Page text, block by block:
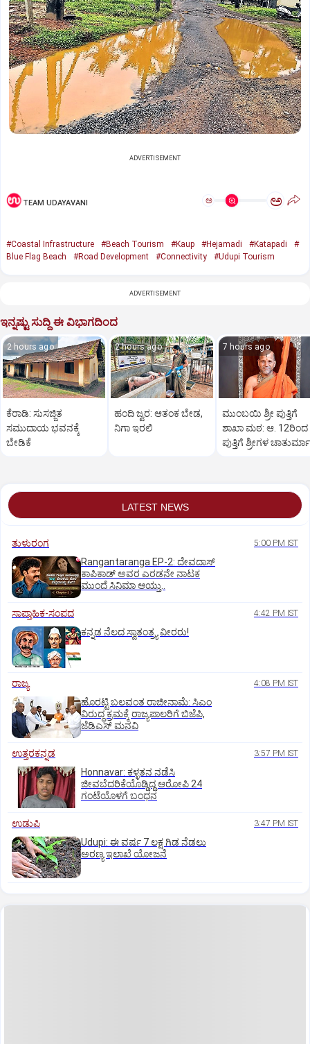
ADVERTISEMENT
TEAM UDAYAVANI ಅ ಅ
#Coastal Infrastructure #Beach Tourism #Kaup #Hejamadi #Katapadi
#
Blue Flag Beach
#Road Development #Connectivity #Udupi Tourism
ADVERTISEMENT
ಇನ್ನಷ್ಟು ಸುದ್ದಿ ಈ ವಿಭಾಗದಿಂದ
2 hours ago
ಕೆರಾಡಿ: ಸುಸಜ್ಜಿತ
ಸಮುದಾಯ ಭವನಕ್ಕೆ
ಬೇಡಿಕೆ
2 hours ago
ಹಂದಿ ಜ್ವರ: ಆತಂಕ ಬೇಡ,
ನಿಗಾ ಇರಲಿ
7 hours ago
ಮುಂಬಯಿ ಶ್ರೀ ಪುತ್ತಿಗೆ
ಶಾಖಾ ಮಠ: ಆ. 12ರಿಂದ
ಪುತ್ತಿಗೆ ಶ್ರೀಗಳ
LATEST NEWS
ತುಳುರಂಗ 5:00 PM IST
Rangantaranga EP-2: ದೇವದಾಸ್
ಕಾಪಿಕಾಡ್‌ ಅವರ ಎರಡನೇ ನಾಟಕ
ಮುಂದೆ ಸಿನಿಮಾ ಆಯ್ತು..
ಸಾಪ್ತಾಹಿಕ-ಸಂಪದ 4:42 PM IST
ಕನ್ನಡ ನೆಲದ ಸ್ವಾತಂತ್ರ್ಯ ವೀರರು!
ರಾಜ್ಯ 4:08 PM IST
ಹೊರಟ್ಟಿ ಬಲವಂತ ರಾಜೀನಾಮೆ: ಸಿಎಂ
ವಿರುದ್ಧ ಕ್ರಮಕ್ಕೆ ರಾಜ್ಯಪಾಲರಿಗೆ ಬಿಜೆಪಿ,
ಜೆಡಿಎಸ್ ಮನವಿ
ಉತ್ತರಕನ್ನಡ 3:57 PM IST
Honnavar: ಕಳ್ಳತನ ನಡೆಸಿ
ಜೀವಬೆದರಿಕೆಯೊಡ್ಡಿದ್ದ ಆರೋಪಿ 24
ಗಂಟೆಯೊಳಗೆ ಬಂಧನ
ಉಡುಪಿ 3:47 PM IST
Udupi: ಈ ವರ್ಷ 7 ಲಕ್ಷ ಗಿಡ ನೆಡಲು
ಅರಣ್ಯ ಇಲಾಖೆ ಯೋಜನೆ